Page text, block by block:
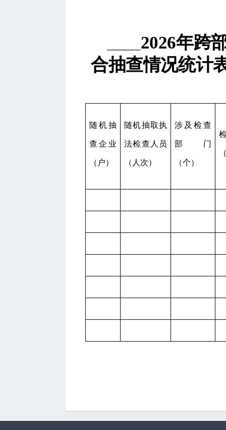
2026年跨
合抽查情况统计
随机抽
查企业
（户）
随机抽取执
法检查人员
（人次）
涉及检查
部门
（个）